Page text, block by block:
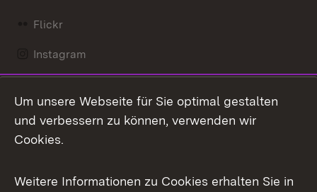
Flickr
Instagram
Mastodon
Messenger
Social Wall
Um unsere Webseite für Sie optimal gestalten
und verbessern zu können, verwenden wir
Cookies.
Weitere Informationen zu Cookies erhalten Sie in